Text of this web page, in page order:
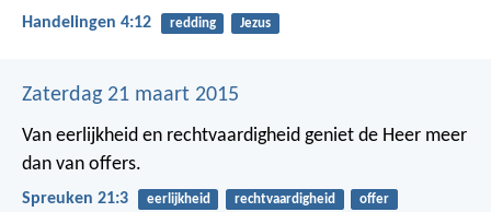
Handelingen 4:12 redding Jezus
Zaterdag 21 maart 2015
Van eerlijkheid en rechtvaardigheid geniet de Heer meer
dan van offers.
Spreuken 21:3 eerlijkheid rechtvaardigheid offer